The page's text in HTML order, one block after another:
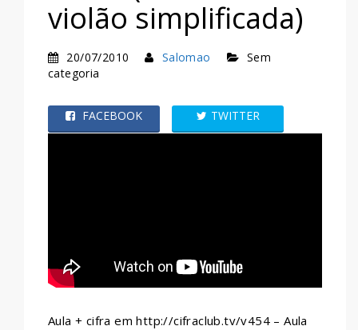
violão simplificada)
20/07/2010 Salomao
Sem
categoria
FACEBOOK TWITTER
Aula + cifra em http://cifraclub.tv/v454 – Aula